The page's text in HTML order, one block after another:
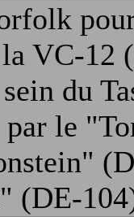
VC-12
du
par le
(DE-